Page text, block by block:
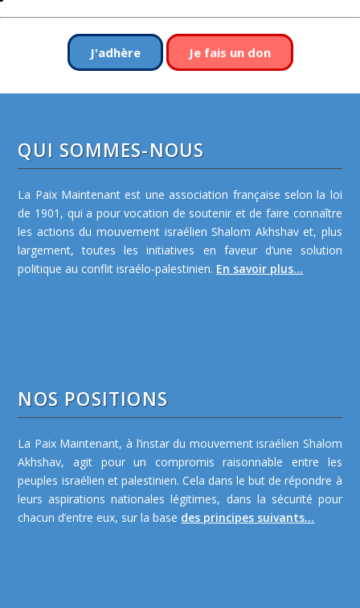
J'adhère Je fais un don
QUI SOMMES-NOUS
La Paix Maintenant est une association française selon la loi
de 1901, qui a pour vocation de soutenir et de faire connaître
les actions du mouvement israélien Shalom Akhshav et, plus
largement, toutes les initiatives en faveur d’une solution
politique au conflit israélo-palestinien. En savoir plus...
NOS POSITIONS
La Paix Maintenant, à l’instar du mouvement israélien Shalom
Akhshav, agit pour un compromis raisonnable entre les
peuples israélien et palestinien. Cela dans le but de répondre à
leurs aspirations nationales légitimes, dans la sécurité pour
chacun d’entre eux, sur la base des principes suivants...